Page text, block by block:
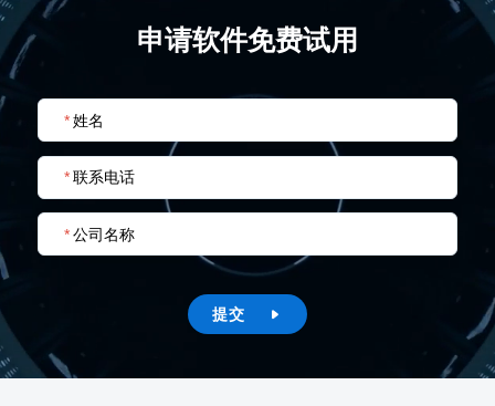
申请软件免费试用
* 姓名
* 联系电话
* 公司名称
提交 